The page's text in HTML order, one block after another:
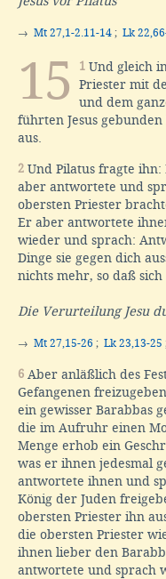
→ Mt 27,1-2.11-14 ; Lk
15 1 Und gleich
Priester mit
und dem
führten Jesus
aus.
2 Und Pilatus fragte
aber antwortete und
obersten Priester
Er aber antwortete
wieder und sprach:
Dinge sie gegen dich
nichts mehr, so daß
Die Verurteilung Jesu
→ Mt 27,15-26 ; Lk 23,13-25
6 Aber anläßlich des
Gefangenen
ein gewisser Barabbas
die im Aufruhr einen
Menge erhob ein
was er ihnen jedesmal
antwortete ihnen und
König der Juden
obersten Priester ihn
die obersten Priester
ihnen lieber den
antwortete und sprach